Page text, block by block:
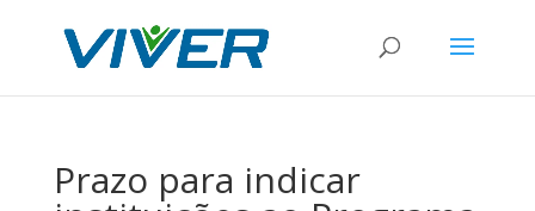
Prazo para indicar